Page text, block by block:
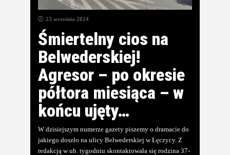
23 września 2024
Śmiertelny cios na
Belwederskiej!
Agresor – po okresie
półtora miesiąca – w
końcu ujęty…
W dzisiejszym numerze gazety piszemy o dramacie do
jakiego doszło na ulicy Belwederskiej w Łęczycy. Z
redakcją w ub. tygodniu skontaktowała się rodzina 37-